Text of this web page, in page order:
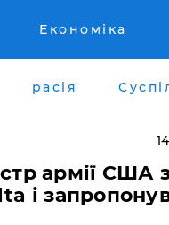
Економіка
расія
армії США
і